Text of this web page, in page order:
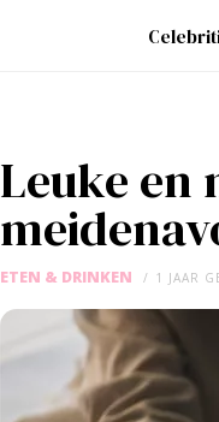
Leuke en
ETEN & DRINKEN 1 JAAR